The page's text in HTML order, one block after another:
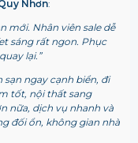
Nhơn:
mới. Nhân viên sale dễ
sáng rất ngon. Phục
lại.”
sạn ngay cạnh biển, đi
tốt, nội thất sang
nữa, dịch vụ nhanh và
đối ổn, không gian nhà